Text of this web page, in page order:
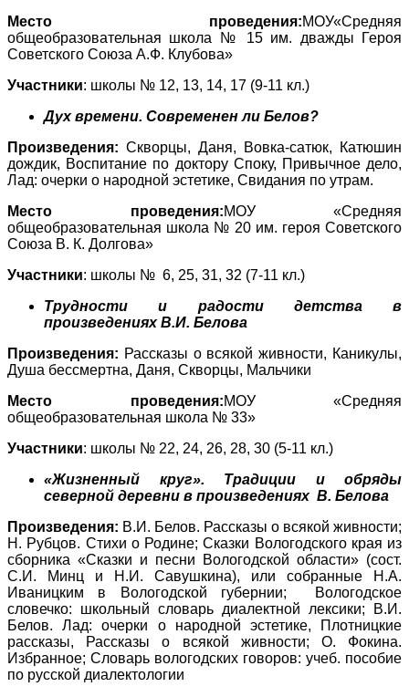
Место проведения:МОУ«Средняя
общеобразовательная школа № 15 им. дважды Героя
Советского Союза А.Ф. Клубова»
Участники: школы № 12, 13, 14, 17 (9-11 кл.)
Дух времени. Современен ли Белов?
Произведения: Скворцы, Даня, Вовка-сатюк, Катюшин
дождик, Воспитание по доктору Споку, Привычное дело,
Лад: очерки о народной эстетике, Свидания по утрам.
Место проведения:МОУ «Средняя
общеобразовательная школа № 20 им. героя Советского
Союза В. К. Долгова»
Участники: школы № 6, 25, 31, 32 (7-11 кл.)
Трудности и радости детства в
произведениях В.И. Белова
Произведения: Рассказы о всякой живности, Каникулы,
Душа бессмертна, Даня, Скворцы, Мальчики
Место проведения:МОУ «Средняя
общеобразовательная школа № 33»
Участники: школы № 22, 24, 26, 28, 30 (5-11 кл.)
«Жизненный круг». Традиции и обряды
северной деревни в произведениях В. Белова
Произведения: В.И. Белов. Рассказы о всякой живности;
Н. Рубцов. Стихи о Родине; Сказки Вологодского края из
сборника «Сказки и песни Вологодской области» (сост.
С.И. Минц и Н.И. Савушкина), или собранные Н.А.
Иваницким в Вологодской губернии; Вологодское
словечко: школьный словарь диалектной лексики; В.И.
Белов. Лад: очерки о народной эстетике, Плотницкие
рассказы, Рассказы о всякой живности; О. Фокина.
Избранное; Словарь вологодских говоров: учеб. пособие
по русской диалектологии